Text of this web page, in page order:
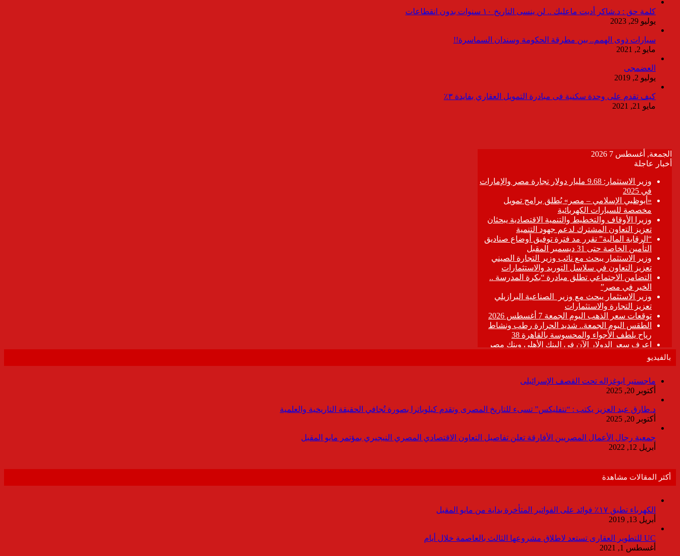
كلمة حق : د.شاكر أديت ماعليك .. لن ينسى التاريخ ١٠ سنوات بدون انقطاعات
يوليو 29, 2023
سيارات ذوى الهمم.. بين مطرقة الحكومة وسندان السماسرة!!
مايو 2, 2021
العضمجى
يوليو 2, 2019
كيف تقدم على وحدة سكنية فى مبادرة التمويل العقاري بفايدة ٣٪
مايو 21, 2021
بالفيديو
ماجستير ابوغزاله تحت القصف الإسرائيلى
أكتوبر 20, 2025
د.طارق عبد العزيز يكتب : “نتفليكس” تسىء للتاريخ المصرى وتقدم كيلوباترا بصورة تُجافي الحقيقة التاريخية والعلمية
أكتوبر 20, 2025
جمعية رجال الأعمال المصريين الأفارقة تعلن تفاصيل التعاون الاقتصادي المصري النيجيري بمؤتمر مايو المقبل
أبريل 12, 2022
أكثر المقالات مشاهدة
الكهرباء تطبق ١٧٪ فوائد على الفواتير المتأخرة بداية من مايو المقبل
أبريل 13, 2019
UC للتطوير العقارى تستعد لاطلاق مشروعها الثالث بالعاصمة خلال أيام
أغسطس 1, 2021